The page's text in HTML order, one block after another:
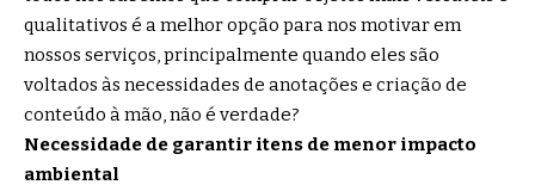
qualitativos é a melhor opção para nos motivar em
nossos serviços, principalmente quando eles são
voltados às necessidades de anotações e criação de
conteúdo à mão, não é verdade?
Necessidade de garantir itens de menor impacto
ambiental